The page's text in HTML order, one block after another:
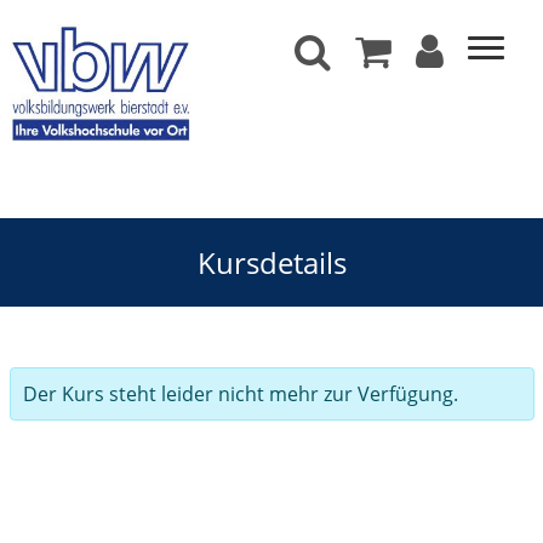
Kursdetails
Der Kurs steht leider nicht mehr zur Verfügung.